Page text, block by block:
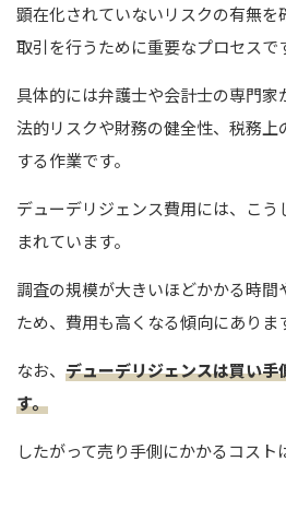
顕在化されていないリスクの有無を
取引を行うために重要なプロセスで
具体的には弁護士や会計士の専門家
法的リスクや財務の健全性、税務上
する作業です。
デューデリジェンス費用には、こ
まれています。
調査の規模が大きいほどかかる時間
ため、費用も高くなる傾向にありま
なお、 デューデリジェンスは買い手
す。
したがって売り手側にかかるコスト